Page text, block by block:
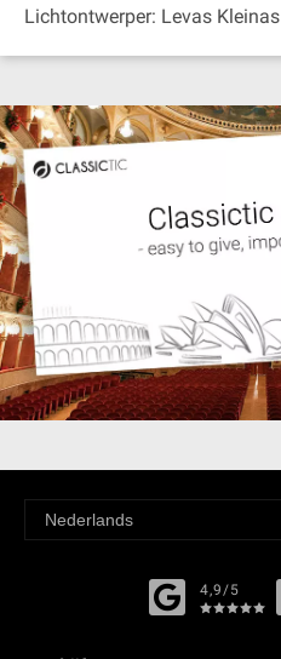
Lichtontwerper: Levas Kleinas
4,9/5